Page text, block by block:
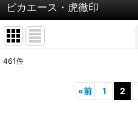
ピカエース・虎徹印
461件
«前 1 2